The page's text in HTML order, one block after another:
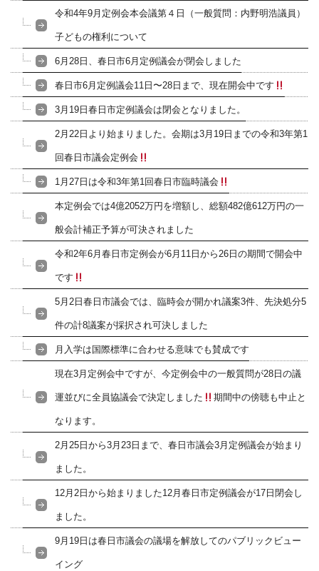
令和4年9月定例会本会議第４日（一般質問：内野明浩議員）
子どもの権利について
6月28日、春日市6月定例議会が閉会しました
春日市6月定例議会11日〜28日まで、現在開会中です
3月19日春日市定例議会は閉会となりました。
2月22日より始まりました。会期は3月19日までの令和3年第1
回春日市議会定例会
1月27日は令和3年第1回春日市臨時議会
本定例会では4億2052万円を増額し、総額482億612万円の一
般会計補正予算が可決されました
令和2年6月春日市定例会が6月11日から26日の期間で開会中
です
5月2日春日市議会では、臨時会が開かれ議案3件、先決処分5
件の計8議案が採択され可決しました
月入学は国際標準に合わせる意味でも賛成です
現在3月定例会中ですが、今定例会中の一般質問が28日の議
運並びに全員協議会で決定しました 期間中の傍聴も中止と
なります。
2月25日から3月23日まで、春日市議会3月定例議会が始まり
ました。
12月2日から始まりました12月春日市定例議会が17日閉会し
ました。
9月19日は春日市議会の議場を解放してのパブリックビュー
イング